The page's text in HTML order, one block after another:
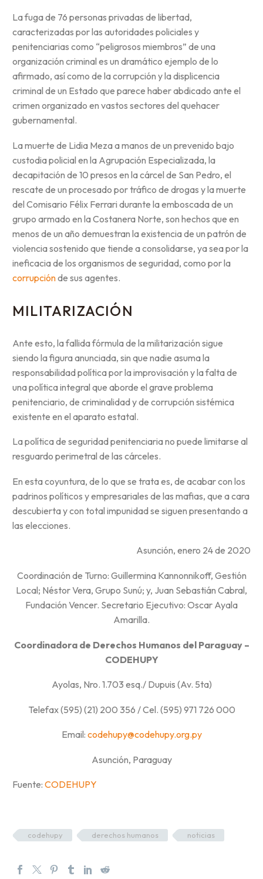
La fuga de 76 personas privadas de libertad,
caracterizadas por las autoridades policiales y
penitenciarias como “peligrosos miembros” de una
organización criminal es un dramático ejemplo de lo
afirmado, así como de la corrupción y la displicencia
criminal de un Estado que parece haber abdicado ante el
crimen organizado en vastos sectores del quehacer
gubernamental.
La muerte de Lidia Meza a manos de un prevenido bajo
custodia policial en la Agrupación Especializada, la
decapitación de 10 presos en la cárcel de San Pedro, el
rescate de un procesado por tráfico de drogas y la muerte
del Comisario Félix Ferrari durante la emboscada de un
grupo armado en la Costanera Norte, son hechos que en
menos de un año demuestran la existencia de un patrón de
violencia sostenido que tiende a consolidarse, ya sea por la
ineficacia de los organismos de seguridad, como por la
corrupciónde sus agentes.
MILITARIZACIÓN
Ante esto, la fallida fórmula de la militarización sigue
siendo la figura anunciada, sin que nadie asuma la
responsabilidad política por la improvisación y la falta de
una política integral que aborde el grave problema
penitenciario, de criminalidad y de corrupción sistémica
existente en el aparato estatal.
La política de seguridad penitenciaria no puede limitarse al
resguardo perimetral de las cárceles.
En esta coyuntura, de lo que se trata es, de acabar con los
padrinos políticos y empresariales de las mafias, que a cara
descubierta y con total impunidad se siguen presentando a
las elecciones.
Asunción, enero 24 de 2020
Coordinación de Turno: Guillermina Kannonnikoff, Gestión
Local; Néstor Vera, Grupo Sunú; y, Juan Sebastián Cabral,
Fundación Vencer. Secretario Ejecutivo: Oscar Ayala
Amarilla.
Coordinadora de Derechos Humanos del Paraguay –
CODEHUPY
Ayolas, Nro. 1.703 esq./ Dupuis (Av. 5ta)
Telefax (595) (21) 200 356 / Cel. (595) 971 726 000
Email: codehupy@codehupy.org.py
Asunción, Paraguay
Fuente: CODEHUPY
codehupy derechos humanos noticias